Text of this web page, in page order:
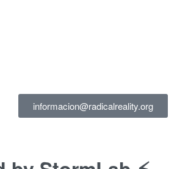
informacion@radicalreality.org